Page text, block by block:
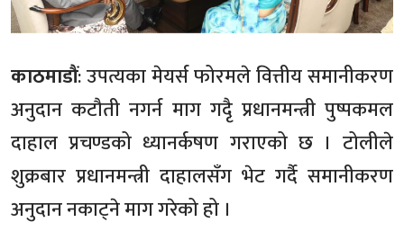
काठमाडौं: उपत्यका मेयर्स फोरमले वित्तीय समानीकरण
अनुदान कटौती नगर्न माग गदैृ प्रधानमन्त्री पुष्पकमल
दाहाल प्रचण्डको ध्यानर्कषण गराएको छ । टोलीले
शुक्रबार प्रधानमन्त्री दाहालसँग भेट गर्दै समानीकरण
अनुदान नकाट्ने माग गरेको हो ।